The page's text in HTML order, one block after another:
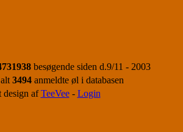
besøgende siden d.9/11 - 2003
3494 anmeldte øl i databasen
design afTeeVee- Login